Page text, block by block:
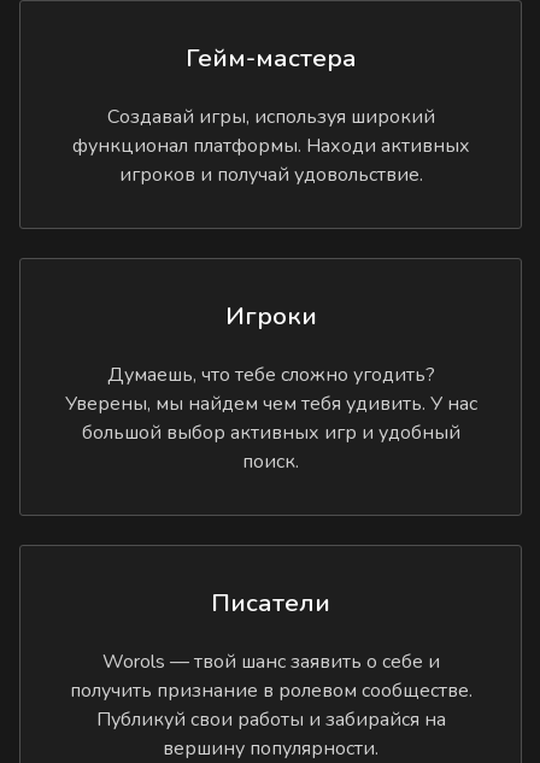
Гейм-мастера
Создавай игры, используя широкий
функционал платформы. Находи активных
игроков и получай удовольствие.
Игроки
Думаешь, что тебе сложно угодить?
Уверены, мы найдем чем тебя удивить. У нас
большой выбор активных игр и удобный
поиск.
Писатели
Worols — твой шанс заявить о себе и
получить признание в ролевом сообществе.
Публикуй свои работы и забирайся на
вершину популярности.